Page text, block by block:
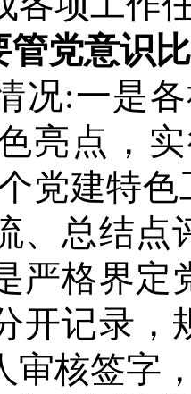
管党意识
况:一是
亮点，
党建特色
、总结点
严格界定
开记录，
审核签字